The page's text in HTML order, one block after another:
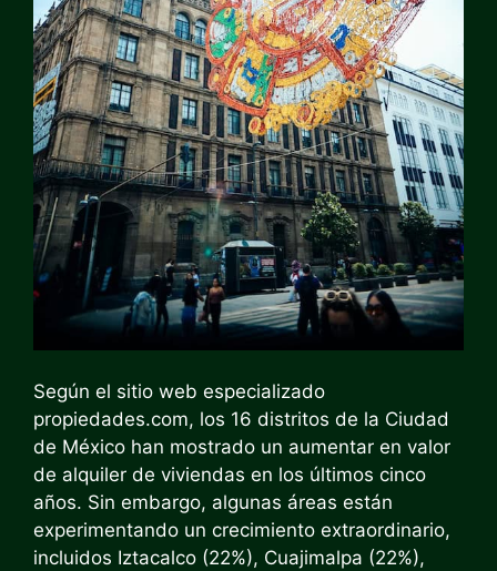
Según el sitio web especializado
propiedades.com, los 16 distritos de la Ciudad
de México han mostrado un aumentar en valor
de alquiler de viviendas en los últimos cinco
años. Sin embargo, algunas áreas están
experimentando un crecimiento extraordinario,
incluidos Iztacalco (22%), Cuajimalpa (22%),